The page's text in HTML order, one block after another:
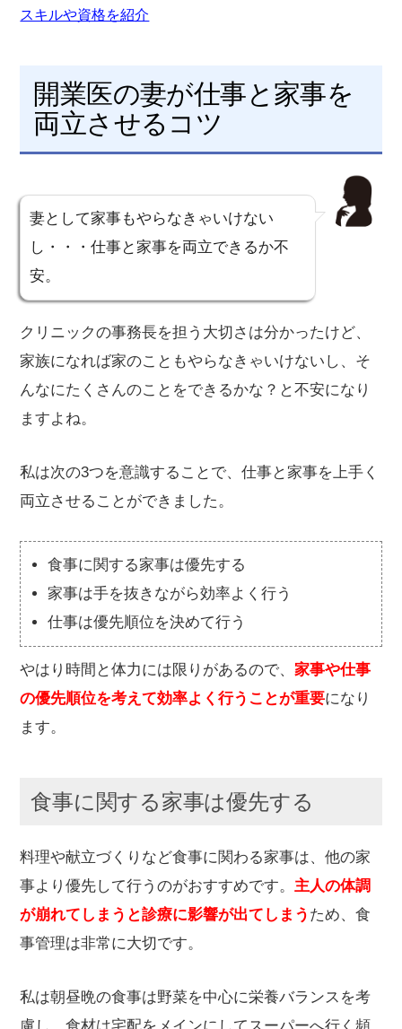
スキルや資格を紹介
開業医の妻が仕事と家事を
両立させるコツ
妻として家事もやらなきゃいけない
し・・・仕事と家事を両立できるか不
安。
クリニックの事務長を担う大切さは分かったけど、
家族になれば家のこともやらなきゃいけないし、そ
んなにたくさんのことをできるかな？と不安になり
ますよね。
私は次の3つを意識することで、仕事と家事を上手く
両立させることができました。
食事に関する家事は優先する
家事は手を抜きながら効率よく行う
仕事は優先順位を決めて行う
やはり時間と体力には限りがあるので、家事や仕事
の優先順位を考えて効率よく行うことが重要になり
ます。
食事に関する家事は優先する
料理や献立づくりなど食事に関わる家事は、他の家
事より優先して行うのがおすすめです。 主人の体調
が崩れてしまうと診療に影響が出てしまう ため、食
事管理は非常に大切です。
私は朝昼晩の食事は野菜を中心に栄養バランスを考
慮し、食材は宅配をメインにしてスーパーへ行く頻